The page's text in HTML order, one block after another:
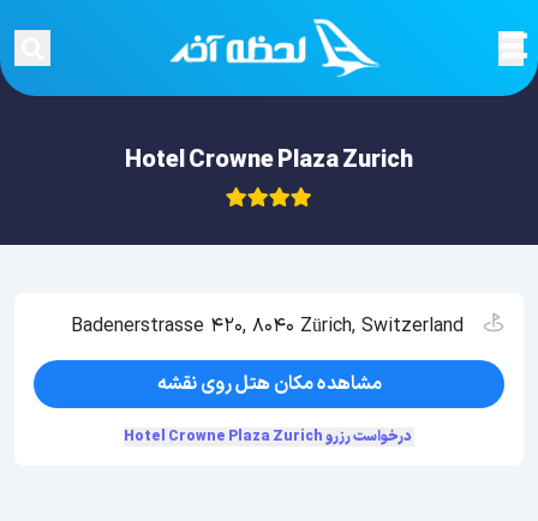
Hotel Crowne Plaza Zurich
Badenerstrasse 420, 8040 Zürich, Switzerland
مشاهده مکان هتل روی نقشه
درخواست رزرو Hotel Crowne Plaza Zurich